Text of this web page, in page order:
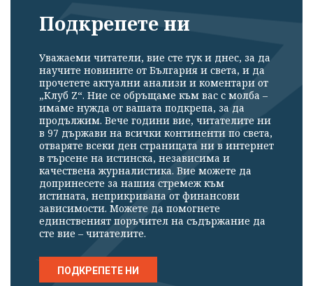
Подкрепете ни
Уважаеми читатели, вие сте тук и днес, за да
научите новините от България и света, и да
прочетете актуални анализи и коментари от
„Клуб Z“. Ние се обръщаме към вас с молба –
имаме нужда от вашата подкрепа, за да
продължим. Вече години вие, читателите ни
в 97 държави на всички континенти по света,
отваряте всеки ден страницата ни в интернет
в търсене на истинска, независима и
качествена журналистика. Вие можете да
допринесете за нашия стремеж към
истината, неприкривана от финансови
зависимости. Можете да помогнете
единственият поръчител на съдържание да
сте вие – читателите.
ПОДКРЕПЕТЕ НИ